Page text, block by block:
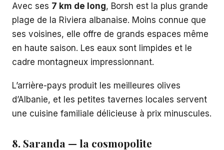
Avec ses 7 km de long, Borsh est la plus grande
plage de la Riviera albanaise. Moins connue que
ses voisines, elle offre de grands espaces même
en haute saison. Les eaux sont limpides et le
cadre montagneux impressionnant.
L’arrière-pays produit les meilleures olives
d’Albanie, et les petites tavernes locales servent
une cuisine familiale délicieuse à prix minuscules.
8. Saranda — la cosmopolite